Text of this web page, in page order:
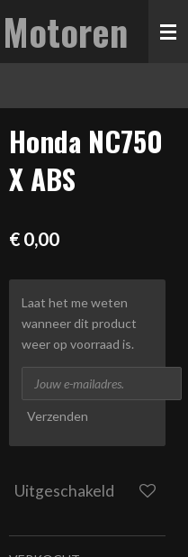
Motoren
Honda NC750
X ABS
€ 0,00
Laat het me weten
wanneer dit product
weer op voorraad is.
Verzenden
Uitgeschakeld